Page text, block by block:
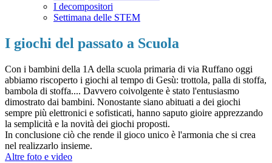
I decompositori
Settimana delle STEM
I giochi del passato a Scuola
Con i bambini della 1A della scuola primaria di via Ruffano oggi
abbiamo riscoperto i giochi al tempo di Gesù: trottola, palla di stoffa,
bambola di stoffa.... Davvero coivolgente è stato l'entusiasmo
dimostrato dai bambini. Nonostante siano abituati a dei giochi
sempre più elettronici e sofisticati, hanno saputo gioire apprezzando
la semplicità e la novità dei giochi proposti.
In conclusione ciò che rende il gioco unico è l'armonia che si crea
nel realizzarlo insieme.
Altre foto e video